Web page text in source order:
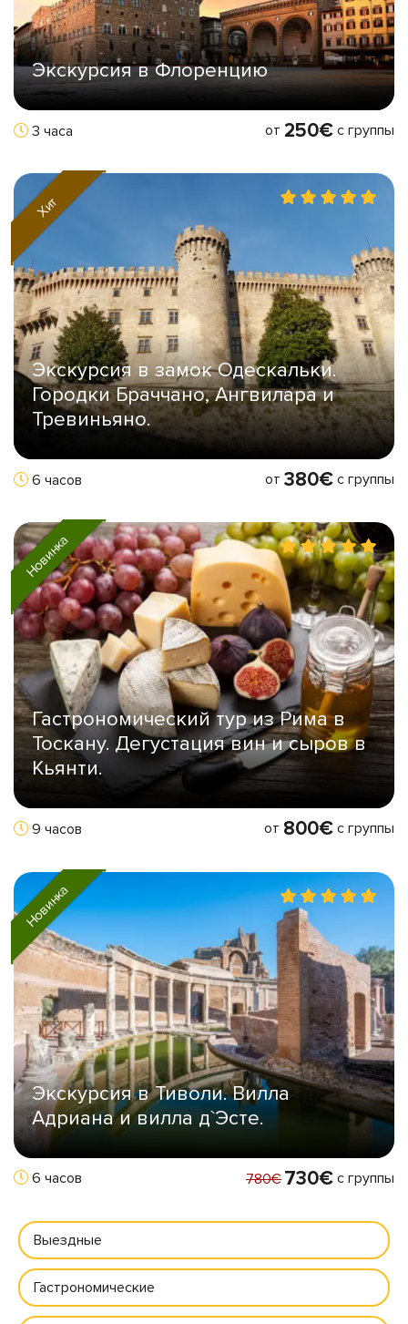
Выездные
Гастрономические
Экскурсия в Флоренцию
3 часа от 250€с группы
Хит
Экскурсия в замок Одескальки.
Городки Браччано, Ангвилара и
Тревиньяно.
6 часов от 380€с группы
Новинка
Гастрономический тур из Рима в
Тоскану. Дегустация вин и сыров в
Кьянти.
9 часов от 800€с группы
Новинка
Экскурсия в Тиволи. Вилла
Адриана и вилла д`Эсте.
6 часов 780€ 730€с группы